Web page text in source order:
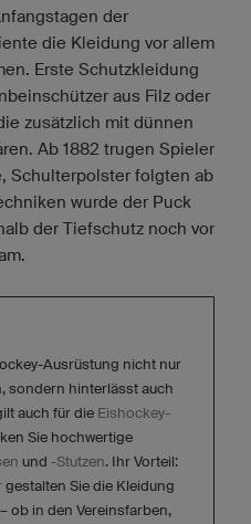
der
die Kleidung vor allem
Erste Schutzkleidung
aus Filz oder
zusätzlich mit dünnen
Ab 1882 trugen Spieler
Schulterpolster folgten ab
wurde der Puck
der Tiefschutz noch vor
Ausrüstung nicht nur
sondern hinterlässt auch
auch für die Eishockey-
Sie hochwertige
und -Stutzen. Ihr Vorteil:
gestalten Sie die Kleidung
ob in den Vereinsfarben,